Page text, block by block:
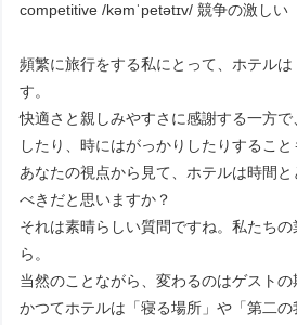
competitive /kəmˈpetətɪv/ 競争の激しい
頻繁に旅行をする私にとって、ホテル
す。
快適さと親しみやすさに感謝する一方
したり、時にはがっかりしたりすること
あなたの視点から見て、ホテルは時間と
べきだと思いますか？
それは素晴らしい質問ですね。私たち
ら。
当然のことながら、変わるのはゲストの
かつてホテルは「寝る場所」や「第二の